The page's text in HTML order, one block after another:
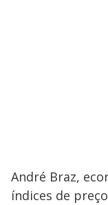
André Braz,
índices de